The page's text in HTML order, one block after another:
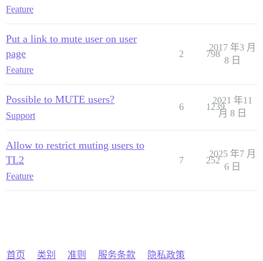
Feature
Put a link to mute user on user
page
Feature
2 798
2017 年3 月
8 日
Possible to MUTE users?
Support
6 1239
2021 年11
月 8 日
Allow to restrict muting users to
TL2
Feature
7 252
2025 年7 月
6 日
首页 类别 准则 服务条款 隐私政策